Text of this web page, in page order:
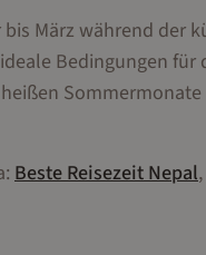
März während der
Bedingungen für
Beste ReisezeitNepal,